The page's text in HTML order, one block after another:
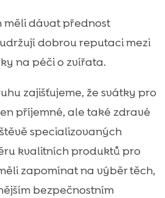
měli dávat přednost
dobrou reputaci mezi
na péči o zvířata.
zajišťujeme, že svátky pro
příjemné, ale také zdravé
specializovaných
kvalitních produktů pro
zapomínat na výběr těch,
bezpečnostním